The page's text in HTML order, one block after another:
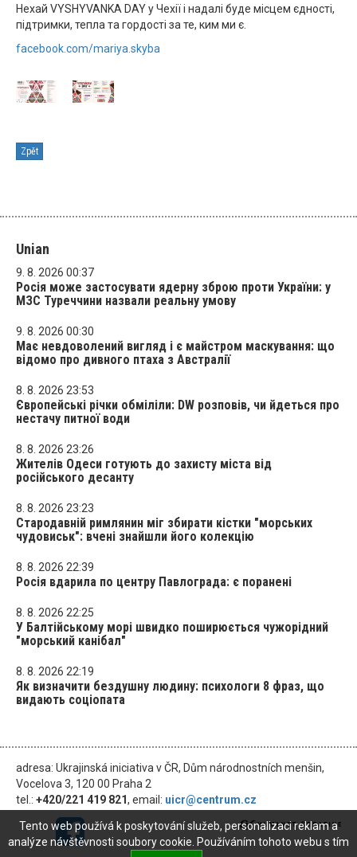
Нехай VYSHYVANKA DAY у Чехії і надалі буде місцем єдності,
підтримки, тепла та гордості за те, ким ми є.
facebook.com/mariya.skyba
Zpět
Unian
9. 8. 2026 00:37
Росія може застосувати ядерну зброю проти України: у
МЗС Туреччини назвали реальну умову
9. 8. 2026 00:30
Має невдоволений вигляд і є майстром маскування: що
відомо про дивного птаха з Австралії
8. 8. 2026 23:53
Європейські річки обміліли: DW розповів, чи йдеться про
нестачу питної води
8. 8. 2026 23:26
Жителів Одеси готують до захисту міста від
російського десанту
8. 8. 2026 23:23
Стародавній римлянин міг збирати кістки "морських
чудовиськ": вчені знайшли його колекцію
8. 8. 2026 22:39
Росія вдарила по центру Павлограда: є поранені
8. 8. 2026 22:25
У Балтійському морі швидко поширюється чужорідний
"морський канібал"
8. 8. 2026 22:19
Як визначити бездушну людину: психологи 8 фраз, що
видають соціопата
adresa: Ukrajinská iniciativa v ČR, Dům národnostních menšin,
Vocelova 3, 120 00 Praha 2
tel.: +420/221 419 821, email: uicr@centrum.cz
Tento web používá k poskytování služeb, personalizaci reklam a
analýze návštěvnosti soubory cookie. Používáním tohoto webu s tím